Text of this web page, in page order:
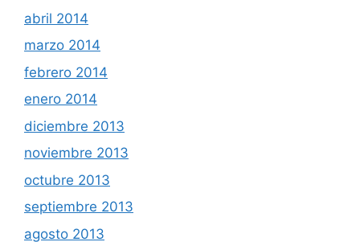
abril 2014
marzo 2014
febrero 2014
enero 2014
diciembre 2013
noviembre 2013
octubre 2013
septiembre 2013
agosto 2013